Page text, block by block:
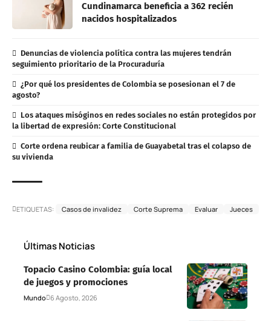
Cundinamarca beneficia a 362 recién
nacidos hospitalizados
Denuncias de violencia política contra las mujeres tendrán
seguimiento prioritario de la Procuraduría
¿Por qué los presidentes de Colombia se posesionan el 7 de
agosto?
Los ataques misóginos en redes sociales no están protegidos por
la libertad de expresión: Corte Constitucional
Corte ordena reubicar a familia de Guayabetal tras el colapso de
su vivienda
ETIQUETAS: Casos de invalidez Corte Suprema Evaluar Jueces
Últimas Noticias
Topacio Casino Colombia: guía local
de juegos y promociones
Mundo 6 Agosto, 2026